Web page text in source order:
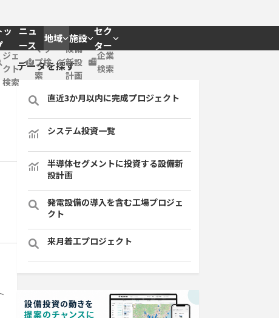
ッ
ニュ
ース
地域 施設
セク
ター
プロ
ジェ
クト
検索
マッ
プ検
索
設備
新設
計画
企業
検索
データを探す
直近3か月以内に完成プロジェクト
システム投資一覧
半導体セグメントに投資する設備新
設計画
発電設備の導入を含む工場プロジェ
クト
来月着工プロジェクト
直近3か月以内に完了する設備新設計